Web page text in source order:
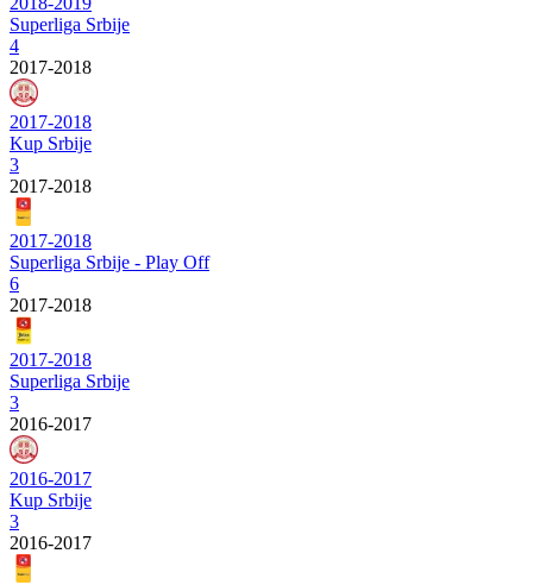
Superliga Srbije
4
2017-2018
2017-2018
Kup Srbije
3
2017-2018
2017-2018
Superliga Srbije - Play Off
6
2017-2018
2017-2018
Superliga Srbije
3
2016-2017
2016-2017
Kup Srbije
3
2016-2017